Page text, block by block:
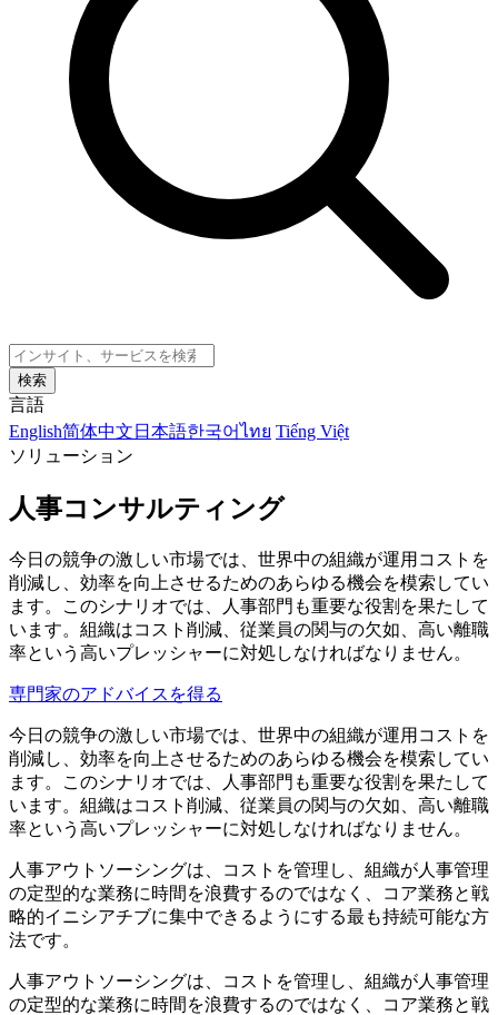
検索
言語
English简体中文 日本語한국어ไทย Tiếng Việt
ソリューション
人事コンサルティング
今日の競争の激しい市場では、世界中の組織が運用コストを
削減し、効率を向上させるためのあらゆる機会を模索してい
ます。このシナリオでは、人事部門も重要な役割を果たして
います。組織はコスト削減、従業員の関与の欠如、高い離職
率という高いプレッシャーに対処しなければなりません。
専門家のアドバイスを得る
今日の競争の激しい市場では、世界中の組織が運用コストを
削減し、効率を向上させるためのあらゆる機会を模索してい
ます。このシナリオでは、人事部門も重要な役割を果たして
います。組織はコスト削減、従業員の関与の欠如、高い離職
率という高いプレッシャーに対処しなければなりません。
人事アウトソーシングは、コストを管理し、組織が人事管理
の定型的な業務に時間を浪費するのではなく、コア業務と戦
略的イニシアチブに集中できるようにする最も持続可能な方
法です。
人事アウトソーシングは、コストを管理し、組織が人事管理
の定型的な業務に時間を浪費するのではなく、コア業務と戦